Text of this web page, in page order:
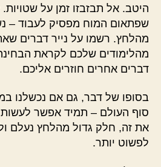
היטב. אל תבזבזו זמן על
שפתאום המוח מפסיק לעבוד –
מהלחץ. רשמו על נייר דברים
מהלימודים שלכם לקראת
דברים אחרים חוזרים אליכם.
בסופו של דבר, גם אם נכשלנו
סוף העולם – תמיד אפשר לעשות
את זה, חלק גדול מהלחץ נעלם
לפשוט יותר.